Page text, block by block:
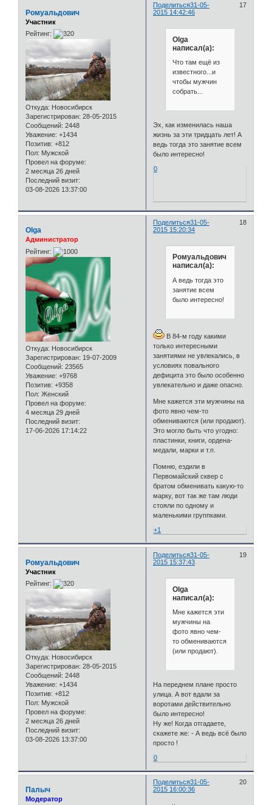
Поделиться 17
31-05-
2015 14:42:46
Ромуальдович
Участник
Рейтинг:
Откуда: Новосибирск
Зарегистрирован: 28-05-2015
Сообщений: 2448
Уважение: +1434
Позитив: +812
Пол: Мужской
Провел на форуме:
2 месяца 26 дней
Последний визит:
03-08-2026 13:37:00
Olga
написал(а):
Что там ещё из
известного...и
чтобы мужчин
собрать...
Эх, как изменилась наша
жизнь за эти тридцать лет! А
ведь тогда это занятие всем
было интересно!
0
Поделиться 18
31-05-
2015 15:20:34
Olga
Администратор
Рейтинг:
Откуда: Новосибирск
Зарегистрирован: 19-07-2009
Сообщений: 23565
Уважение: +9768
Позитив: +9358
Пол: Женский
Провел на форуме:
4 месяца 29 дней
Последний визит:
17-06-2026 17:14:22
Ромуальдович
написал(а):
А ведь тогда это
занятие всем
было интересно!
В 84-м году какими
только интересными
занятиями не увлекались, в
условиях повального
дефицита это было особенно
увлекательно и даже опасно.
Мне кажется эти мужчины на
фото явно чем-то
обмениваются (или продают).
Это могло быть что угодно:
пластинки, книги, ордена-
медали, марки и т.п.
Помню, ездили в
Первомайский сквер с
братом обменивать какую-то
марку, вот так же там люди
стояли по одному и
маленькими группками.
+1
Поделиться 19
31-05-
2015 15:37:43
Ромуальдович
Участник
Рейтинг:
Откуда: Новосибирск
Зарегистрирован: 28-05-2015
Сообщений: 2448
Уважение: +1434
Позитив: +812
Пол: Мужской
Провел на форуме:
2 месяца 26 дней
Последний визит:
03-08-2026 13:37:00
Olga
написал(а):
Мне кажется эти
мужчины на
фото явно чем-
то обмениваются
(или продают).
На переднем плане просто
улица. А вот вдали за
воротами действительно
было интересно!
Ну же! Когда отгадаете,
скажете же: - А ведь всё было
просто !
0
Поделиться 20
31-05-
2015 16:00:36
Палыч
Модератор